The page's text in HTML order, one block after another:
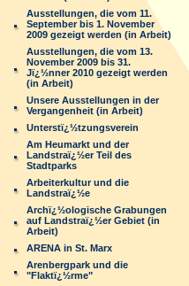
Ausstellungen, die vom 11.
September bis 1. November
2009 gezeigt werden (in Arbeit)
Ausstellungen, die vom 13.
November 2009 bis 31.
Jï¿½nner 2010 gezeigt werden
(in Arbeit)
Unsere Ausstellungen in der
Vergangenheit (in Arbeit)
Unterstï¿½tzungsverein
Am Heumarkt und der
Landstraï¿½er Teil des
Stadtparks
Arbeiterkultur und die
Landstraï¿½e
Archï¿½ologische Grabungen
auf Landstraï¿½er Gebiet (in
Arbeit)
ARENA in St. Marx
Arenbergpark und die
"Flaktï¿½rme"